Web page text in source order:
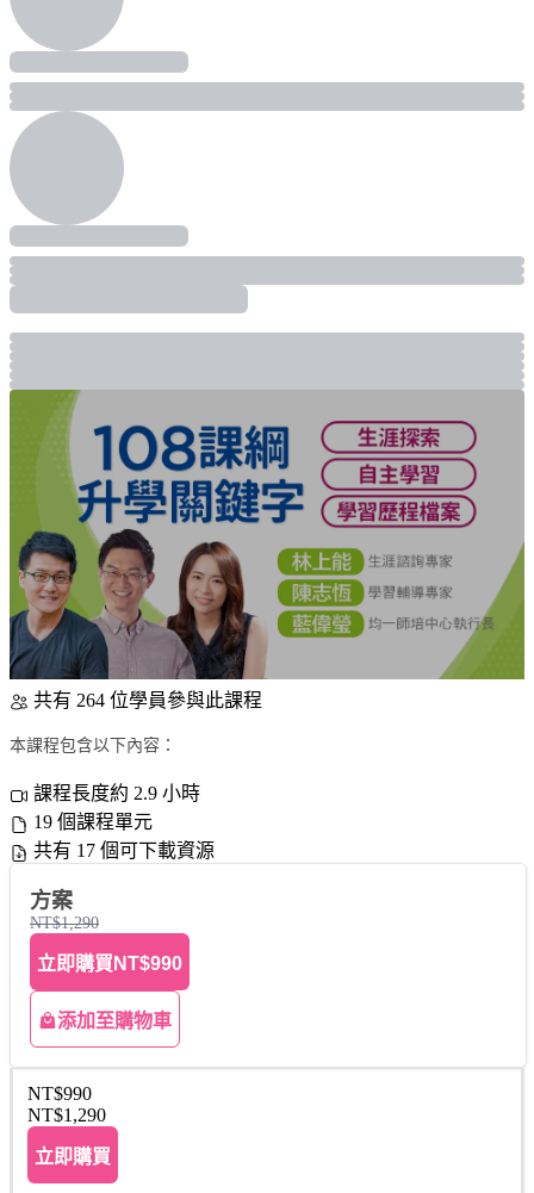
共有 264 位學員參與此課程
本課程包含以下內容：
課程長度約 2.9 小時
19 個課程單元
共有 17 個可下載資源
方案
NT$1,290
立即購買 NT$990
添加至購物車
NT$990
NT$1,290
立即購買